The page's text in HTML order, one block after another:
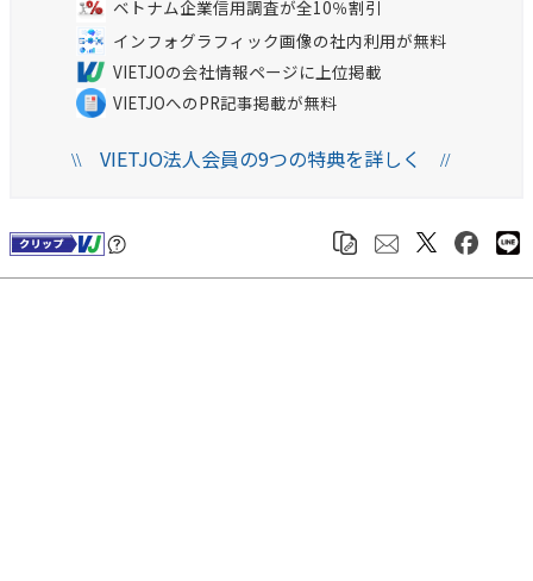
ベトナム企業信用調査が全10％割引
インフォグラフィック画像の社内利用が無料
VIETJOの会社情報ページに上位掲載
VIETJOへのPR記事掲載が無料
\\VIETJO法人会員の9つの特典を詳しく //